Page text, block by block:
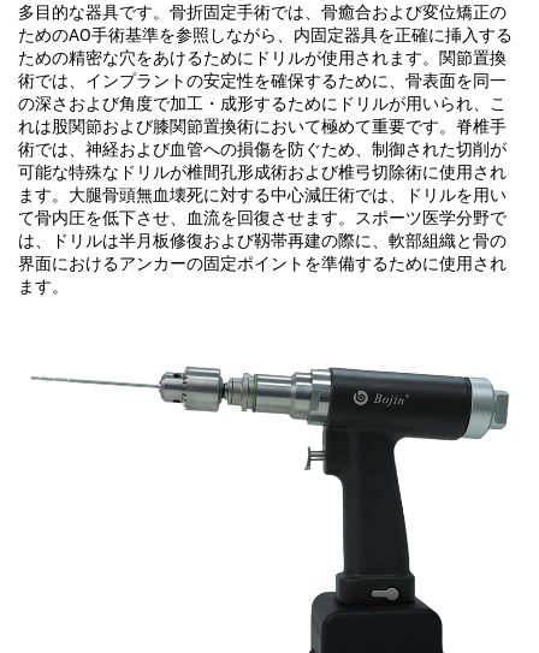
多目的な器具です。骨折固定手術では、骨癒合および変位矯正の
ためのAO手術基準を参照しながら、内固定器具を正確に挿入する
ための精密な穴をあけるためにドリルが使用されます。関節置換
術では、インプラントの安定性を確保するために、骨表面を同一
の深さおよび角度で加工・成形するためにドリルが用いられ、こ
れは股関節および膝関節置換術において極めて重要です。脊椎手
術では、神経および血管への損傷を防ぐため、制御された切削が
可能な特殊なドリルが椎間孔形成術および椎弓切除術に使用され
ます。大腿骨頭無血壊死に対する中心減圧術では、ドリルを用い
て骨内圧を低下させ、血流を回復させます。スポーツ医学分野で
は、ドリルは半月板修復および靱帯再建の際に、軟部組織と骨の
界面におけるアンカーの固定ポイントを準備するために使用され
ます。